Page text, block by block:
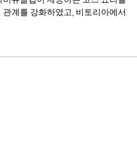
계를 강화하였고, 비토리아에서